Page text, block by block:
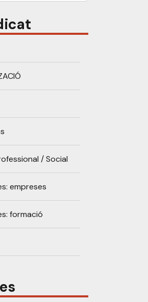
/ Social
empreses
formació